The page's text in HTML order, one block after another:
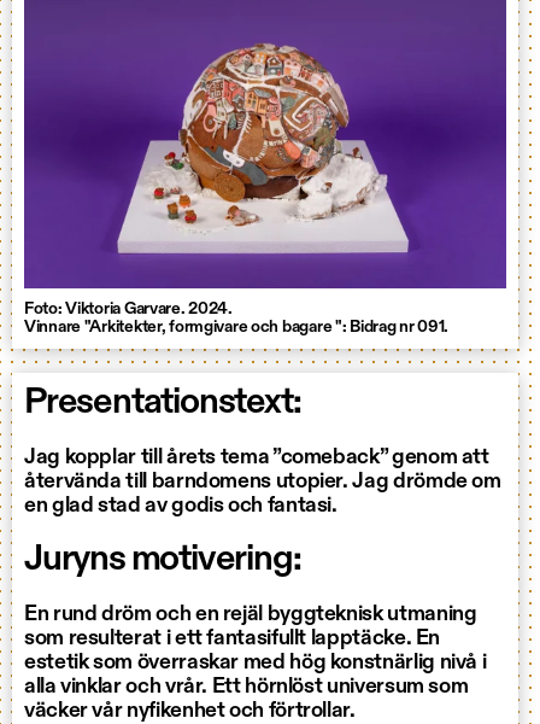
Foto: Viktoria Garvare. 2024.
Vinnare "Arkitekter, formgivare och bagare ": Bidrag nr 091.
Presentationstext:
Jag kopplar till årets tema ”comeback” genom att
återvända till barndomens utopier. Jag drömde om
en glad stad av godis och fantasi.
Juryns motivering:
En rund dröm och en rejäl byggteknisk utmaning
som resulterat i ett fantasifullt lapptäcke. En
estetik som överraskar med hög konstnärlig nivå i
alla vinklar och vrår. Ett hörnlöst universum som
väcker vår nyfikenhet och förtrollar.